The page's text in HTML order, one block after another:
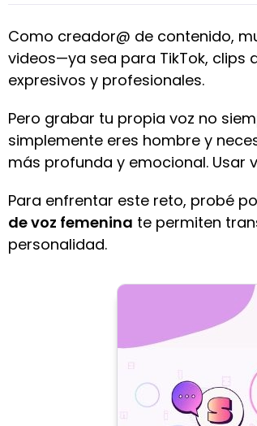
Como creador@ de contenido,
videos—ya sea para TikTok, clips
expresivos y profesionales.
Pero grabar tu propia voz no
simplemente eres hombre y
más profunda y emocional. Usar
Para enfrentar este reto, probé
de voz femenina te permiten
personalidad.